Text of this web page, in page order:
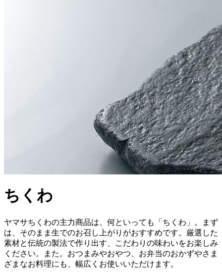
ちくわ
ヤマサちくわの主力商品は、何といっても「ちくわ」。まず
は、そのまま生でのお召し上がりがおすすめです。厳選した
素材と伝統の製法で作り出す、こだわりの味わいをお楽しみ
ください。また。おつまみやおやつ、お弁当のおかずやさま
ざまなお料理にも、幅広くお使いいただけます。